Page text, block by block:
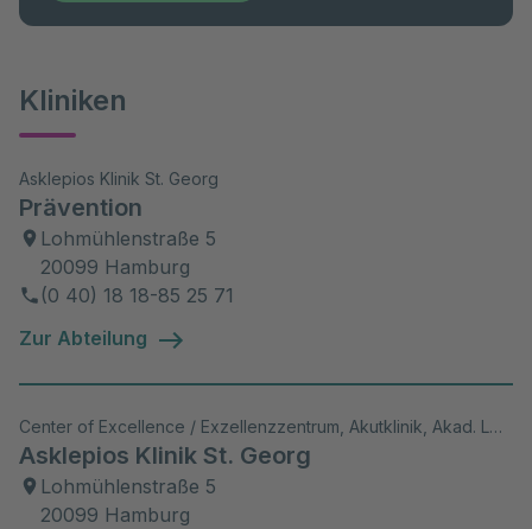
Kliniken
Asklepios Klinik St. Georg
Prävention
Lohmühlenstraße 5
20099 Hamburg
(0 40) 18 18-85 25 71
Zur Abteilung
Center of Excellence / Exzellenzzentrum, Akutklinik, Akad. Lehrkrankenhaus, Wiss. Aktivitäten
Asklepios Klinik St. Georg
Lohmühlenstraße 5
20099 Hamburg